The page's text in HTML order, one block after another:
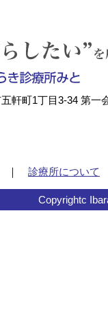
軒町1丁目3-34 第一
｜ 診療所について
Copyrightc